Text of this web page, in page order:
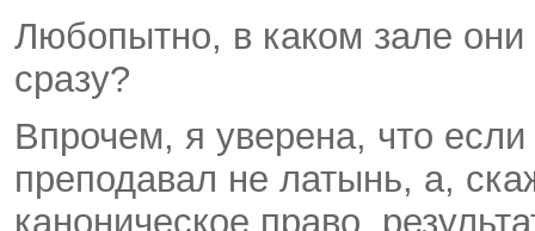
Любопытно, в каком зале
сразу?
Впрочем, я уверена, что
преподавал не латынь, а,
каноническое право,